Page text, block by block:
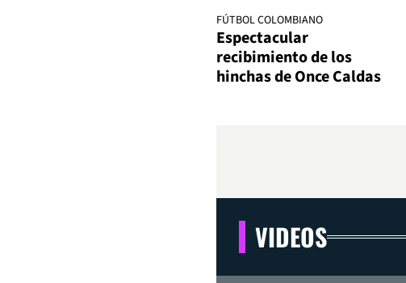
FÚTBOL COLOMBIANO
Espectacular
recibimiento de los
hinchas de Once Caldas
VIDEOS